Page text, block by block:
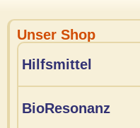
Unser Shop
Hilfsmittel
BioResonanz